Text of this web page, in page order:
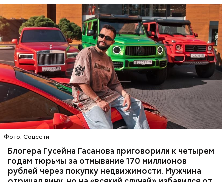
Фото: Соцсети
Блогера Гусейна Гасанова приговорили к четырем
годам тюрьмы за отмывание 170 миллионов
рублей через покупку недвижимости. Мужчина
В мае 2025 года МВД РФ объявило в
международный розыскблогера Гусейна Гасанова.
В его отношении возбудили уголовное дело о
неуплате налогов и легализации преступных
доходов в особо крупном размере. В тот же день
мужчину заочно арестовали.
Фото: База розыска МВД РФ
НАЛОГИ ПОИСК ЛЮДЕЙ ДЕНЬГИ
МВД
ГАСАН ГУСЕЙНОВ
Молодого человека задержали. На первом же
допросе он признался, что планировал отравить
только отчима. Тогда следователи посчитали, что
мотивом преступления была квартира родителей,
которая в случае их смерти перешла бы сыну. Но
спустя несколько дней Миссюра заявил, что ранее